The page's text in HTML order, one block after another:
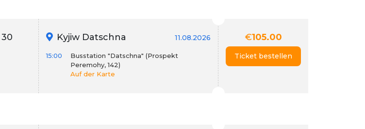
Kyjiw Datschna 11.08.2026
15:00
Busstation "Datschna" (Prospekt
Peremohy, 142)
Auf der Karte
€105.00
Ticket bestellen